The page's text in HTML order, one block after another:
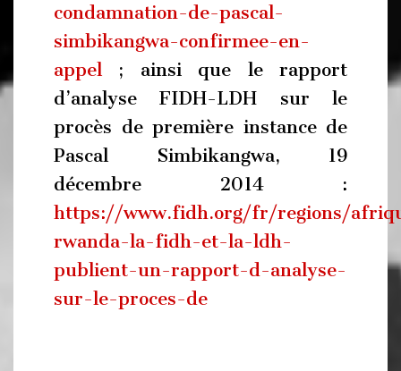
condamnation-de-pascal-
simbikangwa-confirmee-en-
appel ; ainsi que le rapport
d’analyse FIDH-LDH sur le
procès de première instance de
Pascal Simbikangwa, 19
décembre 2014 :
https://www.fidh.org/fr/regions/
rwanda-la-fidh-et-la-ldh-
publient-un-rapport-d-analyse-
sur-le-proces-de